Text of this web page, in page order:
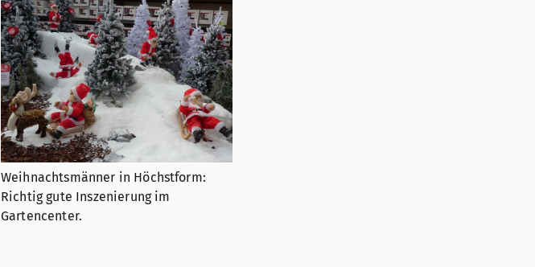
Weihnachtsmänner in Höchstform:
Richtig gute Inszenierung im
Gartencenter.